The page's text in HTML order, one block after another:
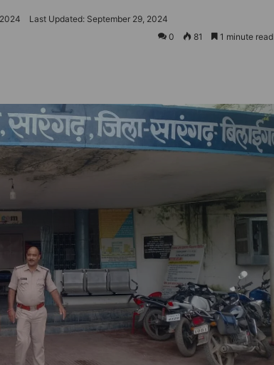
Last Updated: September 29, 2024
0
81 1 minute read